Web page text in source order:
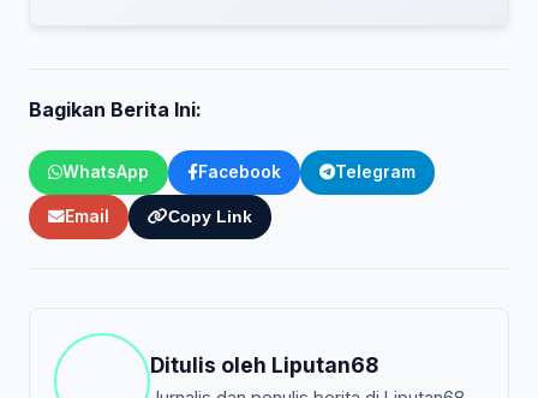
Bagikan Berita Ini:
WhatsApp Facebook Telegram
Email Copy Link
Ditulis oleh Liputan68